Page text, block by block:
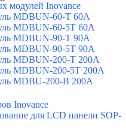
модулей Inovance
MDBUN-60-T 60A
MDBUN-60-5T 60A
MDBUN-90-T 90A
MDBUN-90-5T 90A
MDBUN-200-T 200A
MDBUN-200-5T 200A
MDBU-200-B 200A
Inovance
для LCD панели SOP-